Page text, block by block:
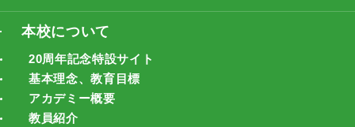
本校について
20周年記念特設サイト
基本理念、教育目標
アカデミー概要
教員紹介